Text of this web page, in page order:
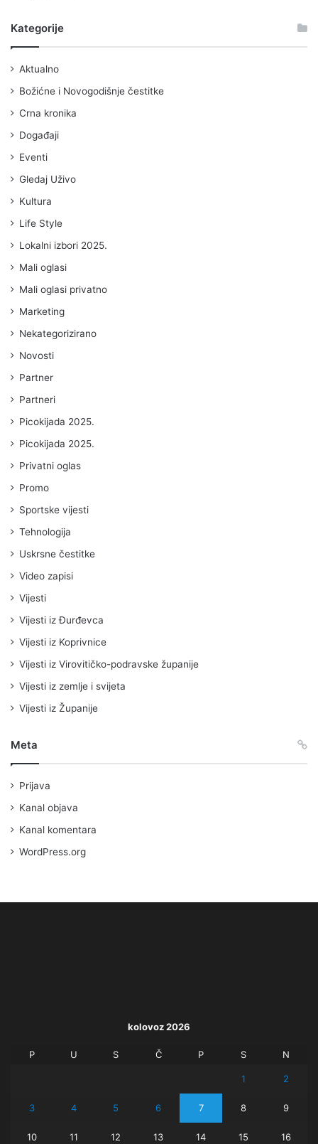
Kategorije
Aktualno
Božićne i Novogodišnje čestitke
Crna kronika
Događaji
Eventi
Gledaj Uživo
Kultura
Life Style
Lokalni izbori 2025.
Mali oglasi
Mali oglasi privatno
Marketing
Nekategorizirano
Novosti
Partner
Partneri
Picokijada 2025.
Picokijada 2025.
Privatni oglas
Promo
Sportske vijesti
Tehnologija
Uskrsne čestitke
Video zapisi
Vijesti
Vijesti iz Đurđevca
Vijesti iz Koprivnice
Vijesti iz Virovitičko-podravske županije
Vijesti iz zemlje i svijeta
Vijesti iz Županije
Meta
Prijava
Kanal objava
Kanal komentara
WordPress.org
kolovoz 2026
P U S Č P S N
1 2
3 4 5 6 7 8 9
10 11 12 13 14 15 16